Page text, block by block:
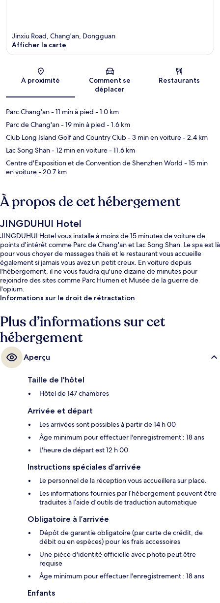
Carte
Jinxiu Road, Chang'an, Dongguan
Afficher la carte
À proximité
Comment se
déplacer
Restaurants
Parc Chang'an- 11 min à pied - 1.0 km
Parc de Chang'an- 19 min à pied - 1.6 km
Club Long Island Golf and Country Club- 3 min en voiture- 2.4 km
Lac Song Shan- 12 min en voiture- 11.6 km
Centre d'Exposition et de Convention de Shenzhen World - 15 min
en voiture- 20.7 km
À propos de cet hébergement
JINGDUHUI Hotel
JINGDUHUI Hotel vous installe à moins de 15 minutes de voiture de
points d'intérêt comme Parc de Chang'an et Lac Song Shan. Le spa est là
pour vous choyer de massages thaïs et le restaurant vous accueille
également si jamais vous avez un petit creux. En voiture depuis
l'hébergement, il ne vous faudra qu'une dizaine de minutes pour
rejoindre des sites comme Parc Humen et Musée de la guerre de
l'opium.
Informations sur le droit de rétractation
Plus d’informations sur cet
hébergement
Aperçu
Taille de l'hôtel
Hôtel de 147 chambres
Arrivée et départ
Les arrivées sont possibles à partir de 14 h 00
Âge minimum pour effectuer l'enregistrement : 18 ans
L'heure de départ est 12 h 00
Instructions spéciales d’arrivée
Le personnel de la réception vous accueillera sur place.
Les informations fournies par l’hébergement peuvent être
traduites à l’aide d’outils de traduction automatique
Obligatoire à l’arrivée
Dépôt de garantie obligatoire (par carte de crédit, de
débit ou en espèces) pour les frais accessoires
Une pièce d'identité officielle avec photo peut être
requise
Âge minimum pour effectuer l'enregistrement : 18 ans
Enfants